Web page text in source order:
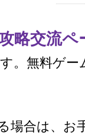
略交流ペ
。無料ゲー
場合は、お